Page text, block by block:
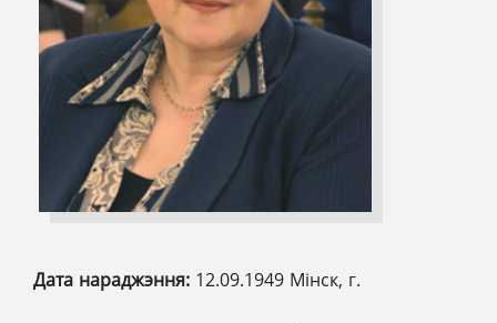
Дата нараджэння: 12.09.1949 Мінск, г.